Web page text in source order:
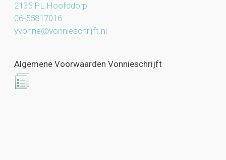
2135 PL Hoofddorp
06-55817016
yvonne@vonnieschrijft.nl
Algemene Voorwaarden Vonnieschrijft